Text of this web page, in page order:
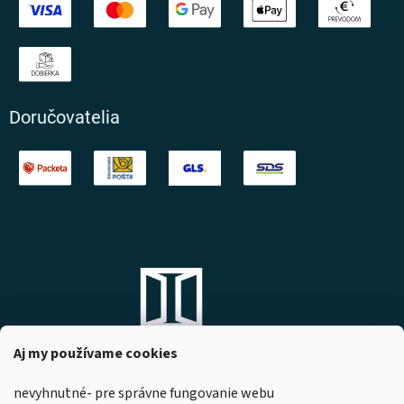
Aj my používame cookies
nevyhnutné- pre správne fungovanie webu
Doručovatelia